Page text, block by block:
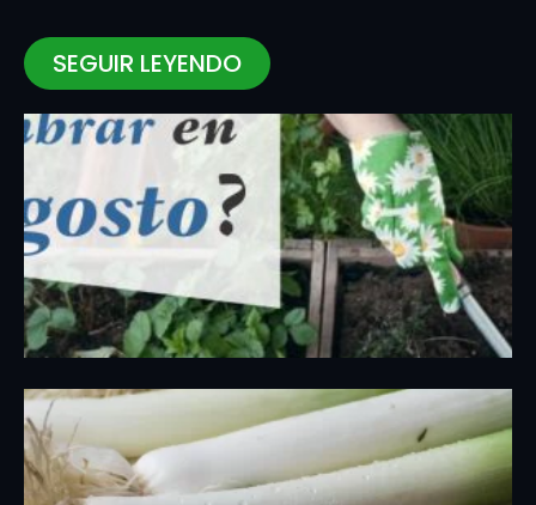
SEGUIR LEYENDO